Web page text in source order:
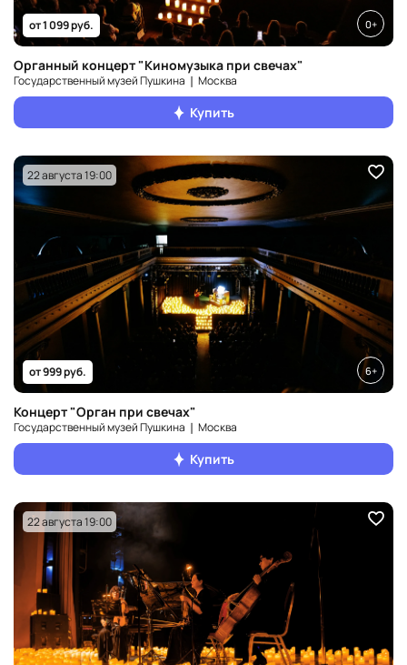
от 1 099 руб. 0+
Органный концерт "Киномузыка при свечах"
Государственный музей Пушкина ❘ Москва
Купить
22 августа 19:00
от 999 руб. 6+
Концерт "Орган при свечах"
Государственный музей Пушкина ❘ Москва
Купить
22 августа 19:00